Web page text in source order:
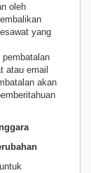
oleh
yang
atau email
akan